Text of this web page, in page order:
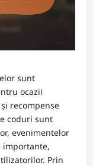
sunt
ocazii
recompense
coduri sunt
evenimentelor
importante,
Prin